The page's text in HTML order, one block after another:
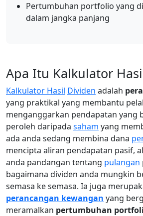
Pertumbuhan portfolio yang
dalam jangka panjang
Apa Itu Kalkulator
Kalkulator Hasil Dividen adalah
yang praktikal yang membantu
menganggarkan pendapatan yang
peroleh daripada saham yang
ada anda sedang membina dana
mencipta aliran pendapatan pasif,
anda pandangan tentang pulangan
bagaimana dividen anda mungkin
semasa ke semasa. Ia juga
perancangan kewangan yang
meramalkan pertumbuhan